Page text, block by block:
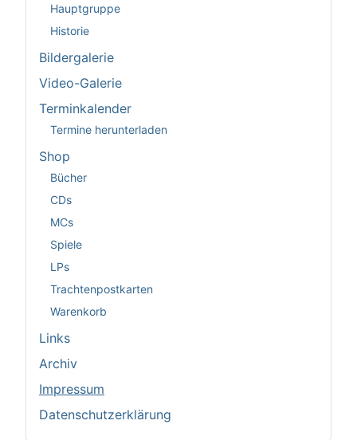
Hauptgruppe
Historie
Bildergalerie
Video-Galerie
Terminkalender
Termine herunterladen
Shop
Bücher
CDs
MCs
Spiele
LPs
Trachtenpostkarten
Warenkorb
Links
Archiv
Impressum
Datenschutzerklärung